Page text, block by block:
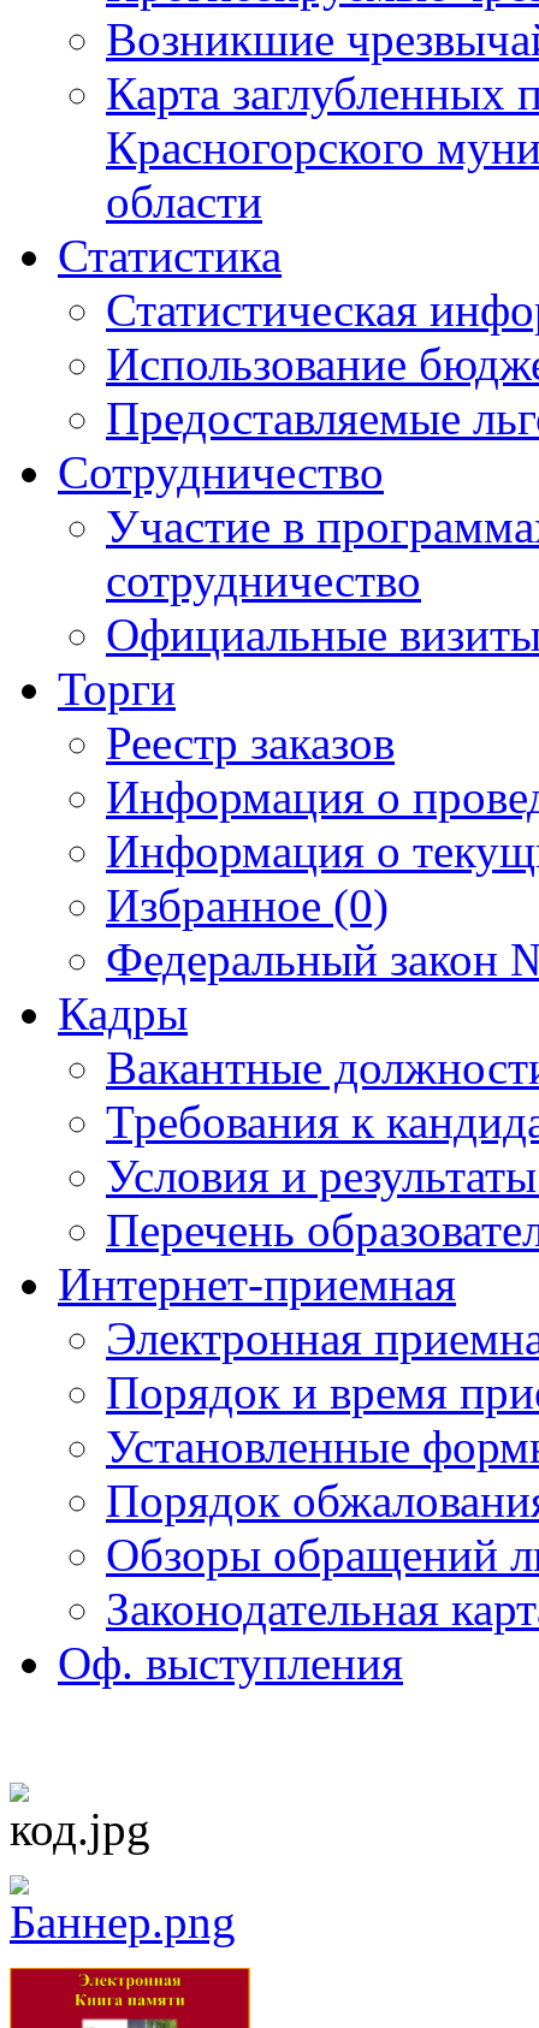
Возникшие
Карта
Красногорского
области
Статистика
Статистическая
Использование
Предоставляемые
Сотрудничество
Участие в
сотрудничество
Официальные
Торги
Реестр заказов
Информация о
Информация о
Избранное (0)
Федеральный закон
Кадры
Вакантные
Требования к
Условия и
Перечень
Интернет-приемная
Электронная
Порядок и время
Установленные
Порядок
Обзоры обращений
Законодательная
Оф. выступления